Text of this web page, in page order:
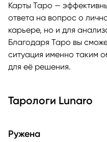
Карты Таро —
ответа на вопрос о
карьере, но и для
Благодаря Таро вы
ситуация именно таким
для её решения.
Тарологи Lunaro
Ружена